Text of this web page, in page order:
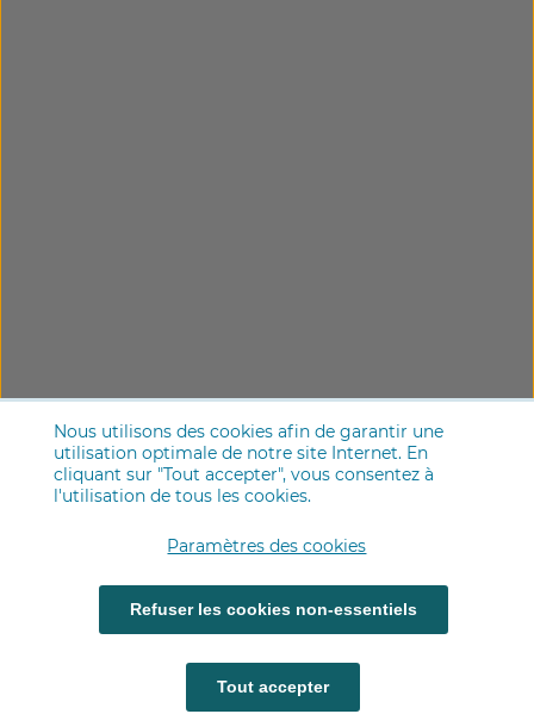
Nous utilisons des cookies afin de garantir une
utilisation optimale de notre site Internet. En
cliquant sur "Tout accepter", vous consentez à
l'utilisation de tous les cookies.
Paramètres des cookies
Refuser les cookies non-essentiels
Tout accepter